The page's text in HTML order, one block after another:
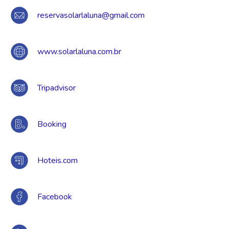
reservasolarlaluna@gmail.com
www.solarlaluna.com.br
Tripadvisor
Booking
Hoteis.com
Facebook